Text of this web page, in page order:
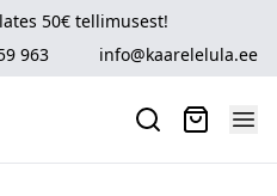
50€ tellimusest!
963 info@kaarelelula.ee